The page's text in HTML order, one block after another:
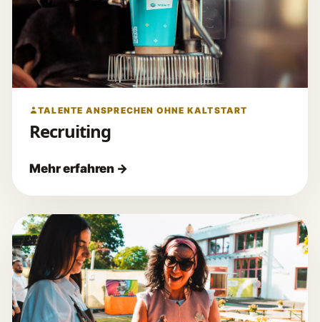
TALENTE ANSPRECHEN OHNE KALTSTART
Recruiting